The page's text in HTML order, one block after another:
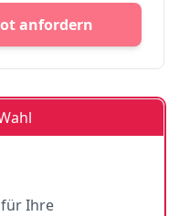
anfordern
für Ihre